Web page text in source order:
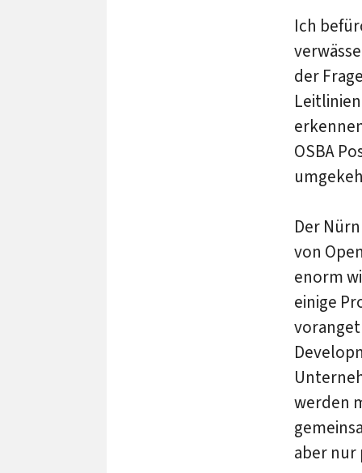
Ich
der
OSBA
Der
von
enorm
einige
werden
aber nur